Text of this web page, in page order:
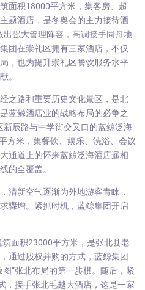
面积18000平方米，集客房、超
题酒店，是冬奥会的主力接待酒
出强大管理阵容，高调接手同舟地
团在崇礼区拥有三家酒店，不仅
，也为提升崇礼区餐饮服务水平
。
之路和重要历史文化景区，是北
蓝鲸酒店业的战略布局的必争之
辰路与中学街交叉口的蓝鲸泛海
方米，集餐饮、娱乐、洗浴、会议
通道上的怀来蓝鲸泛海酒店遥相
的全覆盖。
清新空气逐渐为外地游客青睐，
骤增。紧抓时机，蓝鲸集团开启
面积23000平方米，是张北县老
通过股权并购的方式，蓝鲸集团
”张北布局的第一步棋。随后，紧
，接手张北毛越大酒店，这是一家